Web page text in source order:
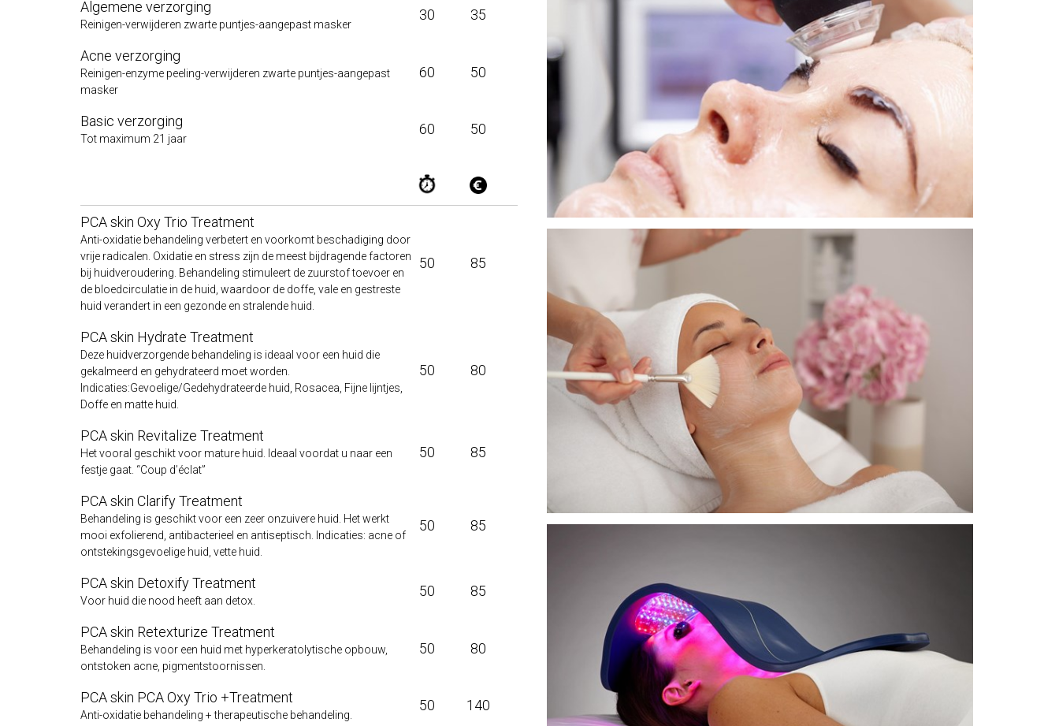
Algemene verzorging
Reinigen-verwijderen zwarte puntjes-aangepast masker
30 35
Acne verzorging
Reinigen-enzyme peeling-verwijderen zwarte puntjes-aangepast
masker
60 50
Basic verzorging
Tot maximum 21 jaar
60 50
PCA skin Oxy Trio Treatment
Anti-oxidatie behandeling verbetert en voorkomt beschadiging door
vrije radicalen. Oxidatie en stress zijn de meest bijdragende factoren
bij huidveroudering. Behandeling stimuleert de zuurstof toevoer en
de bloedcirculatie in de huid, waardoor de doffe, vale en gestreste
huid verandert in een gezonde en stralende huid.
50 85
PCA skin Hydrate Treatment
Deze huidverzorgende behandeling is ideaal voor een huid die
gekalmeerd en gehydrateerd moet worden.
Indicaties:Gevoelige/Gedehydrateerde huid, Rosacea, Fijne lijntjes,
Doffe en matte huid.
50 80
PCA skin Revitalize Treatment
Het vooral geschikt voor mature huid. Ideaal voordat u naar een
festje gaat. “Coup d’éclat”
50 85
PCA skin Clarify Treatment
Behandeling is geschikt voor een zeer onzuivere huid. Het werkt
mooi exfolierend, antibacterieel en antiseptisch. Indicaties: acne of
ontstekingsgevoelige huid, vette huid.
50 85
PCA skin Detoxify Treatment
Voor huid die nood heeft aan detox.
50 85
PCA skin Retexturize Treatment
Behandeling is voor een huid met hyperkeratolytische opbouw,
ontstoken acne, pigmentstoornissen.
50 80
PCA skin PCA Oxy Trio +Treatment
Anti-oxidatie behandeling + therapeutische behandeling.
50 140